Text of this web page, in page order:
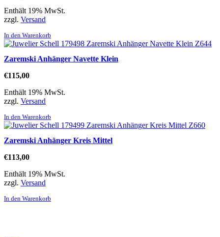
Enthält 19% MwSt.
zzgl. Versand
In den Warenkorb
Zaremski Anhänger Navette Klein
€115,00
Enthält 19% MwSt.
zzgl. Versand
In den Warenkorb
Zaremski Anhänger Kreis Mittel
€113,00
Enthält 19% MwSt.
zzgl. Versand
In den Warenkorb